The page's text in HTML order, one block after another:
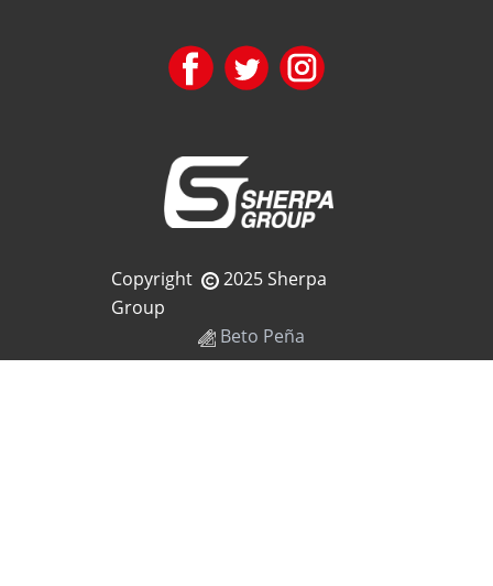
Copyright
2025 Sherpa
Group
Beto Peña